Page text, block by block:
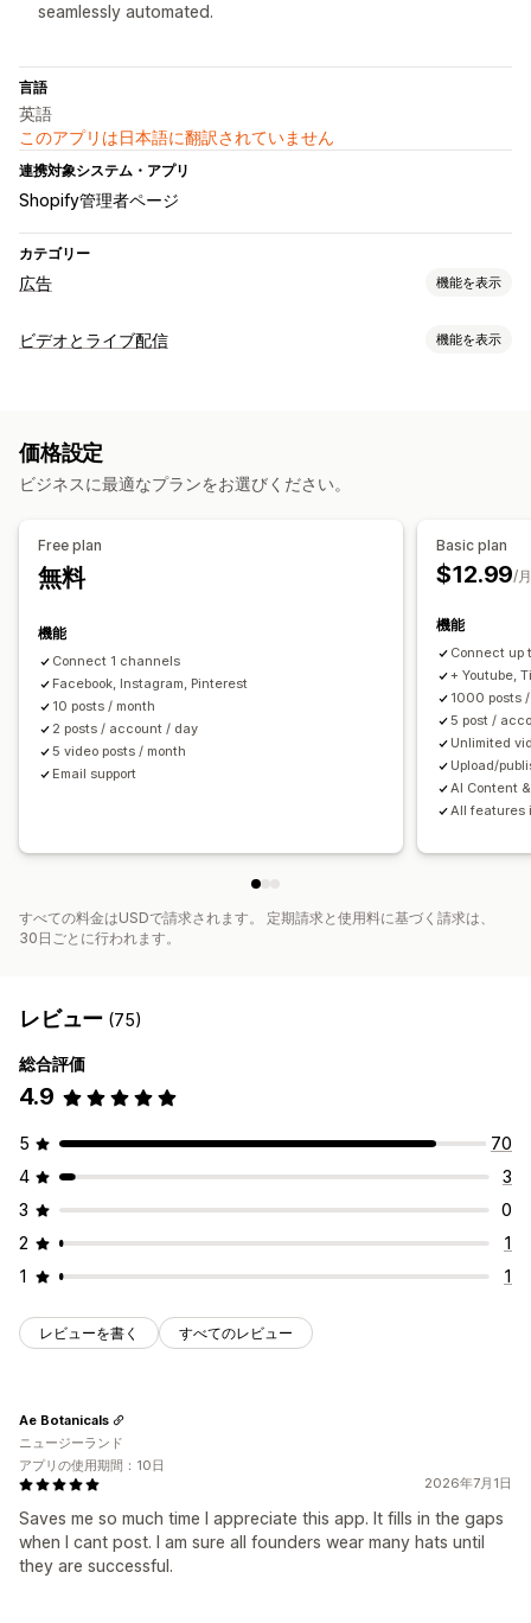
seamlessly automated.
言語
英語
このアプリは日本語に翻訳されていません
連携対象システム・アプリ
Shopify管理者ページ
カテゴリー
広告 機能を表示
ターゲティング
AIによる最適化
AIによる画像と動画 SNS 動画広告
ダッシュボード
ビデオとライブ配信 機能を表示
マルチチャネル
カルーセル
価格設定
ビジネスに最適なプランをお選びください。
Free plan
無料
機能
Connect 1 channels
Facebook, Instagram, Pinterest
10 posts / month
2 posts / account / day
5 video posts / month
Email support
Basic plan
$12.99/
機能
Connect up
+ Youtube,
1000 posts
5 post /
Unlimited
Upload/
AI Content
All features
すべての料金はUSDで請求されます。 定期請求と使用料に基づく請求は、
30日ごとに行われます。
レビュー (75)
総合評価
4.9
5
70
4
3
3
0
2
1
1
1
レビューを書く すべてのレビュー
2026年7月1日
Saves me so much time I appreciate this app. It fills in the gaps
when I cant post. I am sure all founders wear many hats until
they are successful.
Ae Botanicals
ニュージーランド
アプリの使用期間：10日